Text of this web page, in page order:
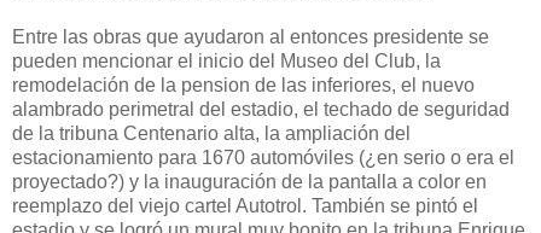
Entre las obras que ayudaron al entonces presidente se
pueden mencionar el inicio del Museo del Club, la
remodelación de la pension de las inferiores, el nuevo
alambrado perimetral del estadio, el techado de seguridad
de la tribuna Centenario alta, la ampliación del
estacionamiento para 1670 automóviles (¿en serio o era el
proyectado?) y la inauguración de la pantalla a color en
reemplazo del viejo cartel Autotrol. También se pintó el